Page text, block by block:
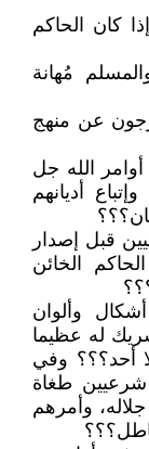
كان الحاكم
مُهانة
عن منهج
الله جل
أديانهم
قبل إصدار
الخائن
وألوان
شريك له عظيما
أحد؟؟؟ وفي
شرعيين طغاة
وأمرهم